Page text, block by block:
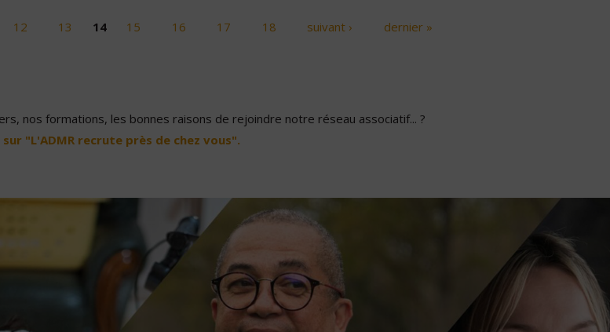
12 13 14 15 16 17 18 suivant › dernier »
nos formations, les bonnes raisons de rejoindre notre réseau associatif... ?
sur "L'ADMR recrute près de chez vous".